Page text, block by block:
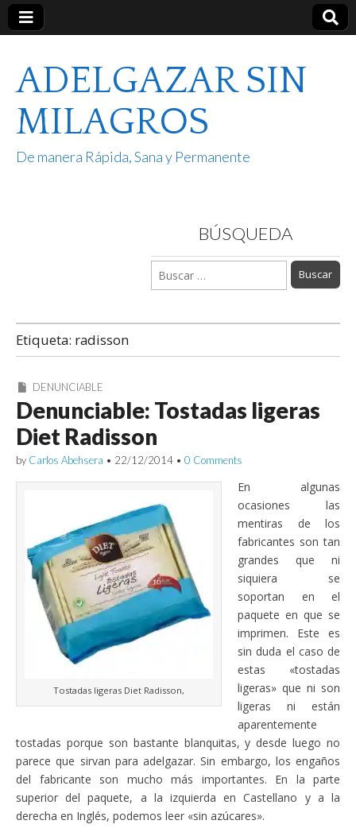
ADELGAZAR SIN
MILAGROS
De manera Rápida, Sana y Permanente
BÚSQUEDA
Buscar:
Etiqueta: radisson
DENUNCIABLE
Denunciable: Tostadas ligeras
Diet Radisson
by Carlos Abehsera • 22/12/2014 • 0 Comments
Tostadas ligeras Diet Radisson,
En algunas
ocasiones las
mentiras de los
fabricantes son tan
grandes que ni
siquiera se
soportan en el
paquete en que se
imprimen. Este es
sin duda el caso de
estas «tostadas
ligeras» que ni son
ligeras ni están
aparentemente
tostadas porque son bastante blanquitas, y desde luego no
parece que sirvan para adelgazar. Sin embargo, los engaños
del fabricante son mucho más importantes. En la parte
superior del paquete, a la izquierda en Castellano y a la
derecha en Inglés, podemos leer «sin azúcares».